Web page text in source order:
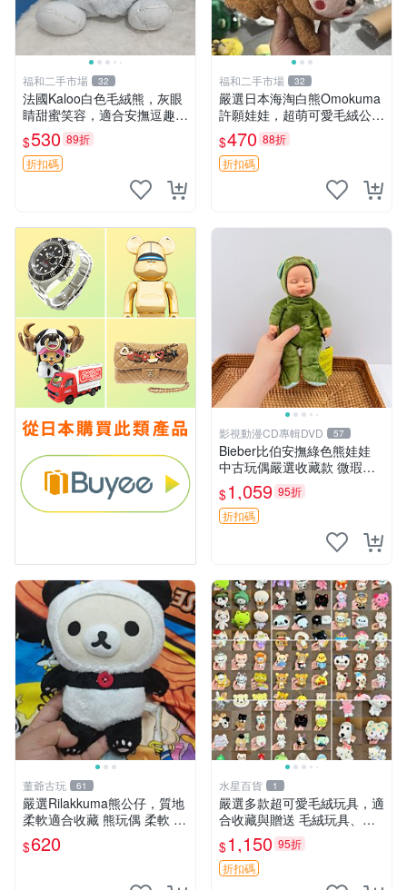
福和二手市場 32
法國Kaloo白色毛絨熊，灰眼
睛甜蜜笑容，適合安撫逗趣可
愛，柔軟面料手感佳。14 白
色安撫熊 毛絨玩具 寶寶逗樂
具
$530 89折
折扣碼
福和二手市場 32
嚴選日本海淘白熊Omokuma
許願娃娃，超萌可愛毛絨公仔
推薦收藏 白熊 Omokuma 毛
絨玩具 偽裝娃娃 玩具擺飾
$470 88折
折扣碼
影視動漫CD專輯DVD 57
Bieber比伯安撫綠色熊娃娃
中古玩偶嚴選收藏款 微瑕輕
度使用 Bieber綠熊娃娃 中古
玩偶 微瑕
$1,059 95折
折扣碼
董爺古玩 61
嚴選Rilakkuma熊公仔，質地
柔軟適合收藏 熊玩偶 柔軟 公
仔 收藏
$620
水星百貨 1
嚴選多款超可愛毛絨玩具，適
合收藏與贈送 毛絨玩具、抱
枕、公仔
$1,150 95折
折扣碼